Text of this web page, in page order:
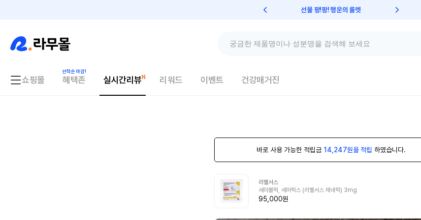
선물 팡!팡! 행운의 룰렛
쇼핑몰 혜택존 실시간리뷰 리워드 이벤트 건강매거진
바로 사용 가능한 적립금 14,247원을 적립 하였습니다.
리벨서스
세마볼릭, 세마릭스 (리벨서스 제네릭) 3mg
95,000원